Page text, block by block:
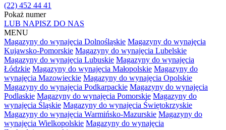
(22) 452 44 41
Pokaż numer
LUB NAPISZ DO NAS
MENU
Magazyny do wynajęcia Dolnośląskie Magazyny do wynajęcia
Kujawsko-Pomorskie Magazyny do wynajęcia Lubelskie
Magazyny do wynajęcia Lubuskie Magazyny do wynajęcia
Łódzkie Magazyny do wynajęcia Małopolskie Magazyny do
wynajęcia Mazowieckie Magazyny do wynajęcia Opolskie
Magazyny do wynajęcia Podkarpackie Magazyny do wynajęcia
Podlaskie Magazyny do wynajęcia Pomorskie Magazyny do
wynajęcia Śląskie Magazyny do wynajęcia Świętokrzyskie
Magazyny do wynajęcia Warmińsko-Mazurskie Magazyny do
wynajęcia Wielkopolskie Magazyny do wynajęcia